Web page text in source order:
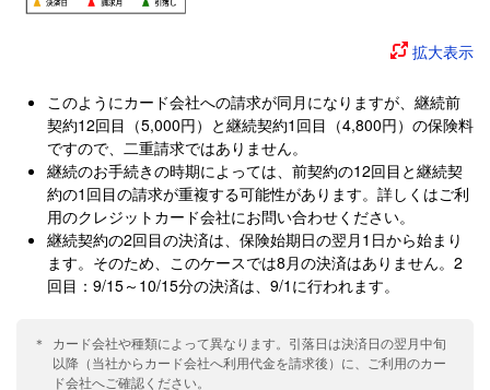
拡大表示
このようにカード会社への請求が同月になりますが、継続前
契約12回目（5,000円）と継続契約1回目（4,800円）の保険料
ですので、二重請求ではありません。
継続のお手続きの時期によっては、前契約の12回目と継続契
約の1回目の請求が重複する可能性があります。詳しくはご利
用のクレジットカード会社にお問い合わせください。
継続契約の2回目の決済は、保険始期日の翌月1日から始まり
ます。そのため、このケースでは8月の決済はありません。2
回目：9/15～10/15分の決済は、9/1に行われます。
カード会社や種類によって異なります。引落日は決済日の翌月中旬
以降（当社からカード会社へ利用代金を請求後）に、ご利用のカー
ド会社へご確認ください。